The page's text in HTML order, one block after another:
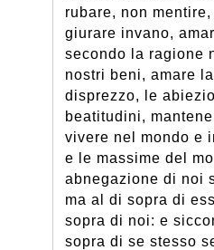
rubare, non
giurare invano,
secondo la ragione
nostri beni, amare
disprezzo, le
beatitudini,
vivere nel mondo e
e le massime del
abnegazione di noi
ma al di sopra di
sopra di noi: e
sopra di se stesso